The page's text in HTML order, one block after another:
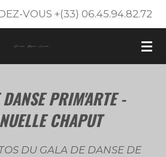
VOUS +(33) 06.45.94.82.72
PRIM'ARTE -
CHAPUT
DU GALA DE DANSE DE